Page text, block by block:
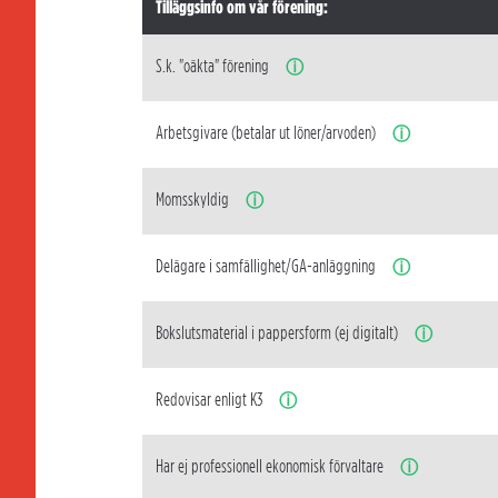
Tilläggsinfo om vår förening:
S.k. "oäkta" förening ⓘ
Arbetsgivare (betalar ut löner/arvoden) ⓘ
Momsskyldig ⓘ
Delägare i samfällighet/GA-anläggning ⓘ
Bokslutsmaterial i pappersform (ej digitalt) ⓘ
Redovisar enligt K3 ⓘ
Har ej professionell ekonomisk förvaltare ⓘ